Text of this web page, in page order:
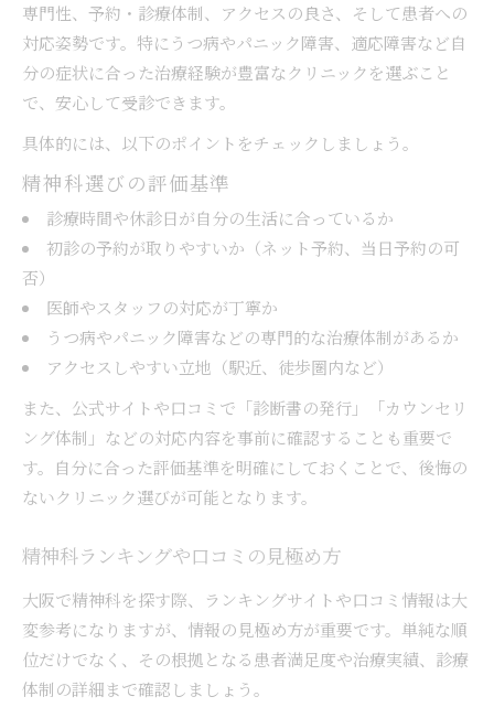
専門性、予約・診療体制、アクセスの良さ、そして患者への
対応姿勢です。特にうつ病やパニック障害、適応障害など自
分の症状に合った治療経験が豊富なクリニックを選ぶこと
で、安心して受診できます。
具体的には、以下のポイントをチェックしましょう。
精神科選びの評価基準
診療時間や休診日が自分の生活に合っているか
初診の予約が取りやすいか（ネット予約、当日予約の可
否）
医師やスタッフの対応が丁寧か
うつ病やパニック障害などの専門的な治療体制があるか
アクセスしやすい立地（駅近、徒歩圏内など）
また、公式サイトや口コミで「診断書の発行」「カウンセリ
ング体制」などの対応内容を事前に確認することも重要で
す。自分に合った評価基準を明確にしておくことで、後悔の
ないクリニック選びが可能となります。
精神科ランキングや口コミの見極め方
大阪で精神科を探す際、ランキングサイトや口コミ情報は大
変参考になりますが、情報の見極め方が重要です。単純な順
位だけでなく、その根拠となる患者満足度や治療実績、診療
体制の詳細まで確認しましょう。